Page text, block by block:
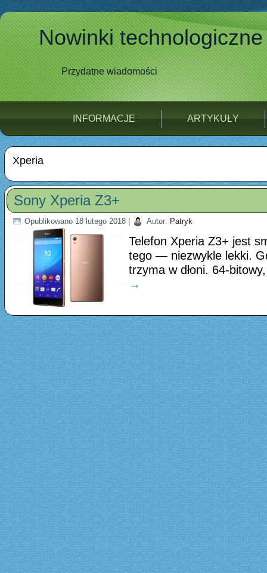
Nowinki technologiczne
Przydatne wiadomości
INFORMACJE ARTYKUŁY
Xperia
Sony Xperia Z3+
Opublikowano 18 lutego 2018 Autor: Patryk
Telefon Xperia Z3+ jest
tego — niezwykle lekki.
trzyma w dłoni. 64-
→